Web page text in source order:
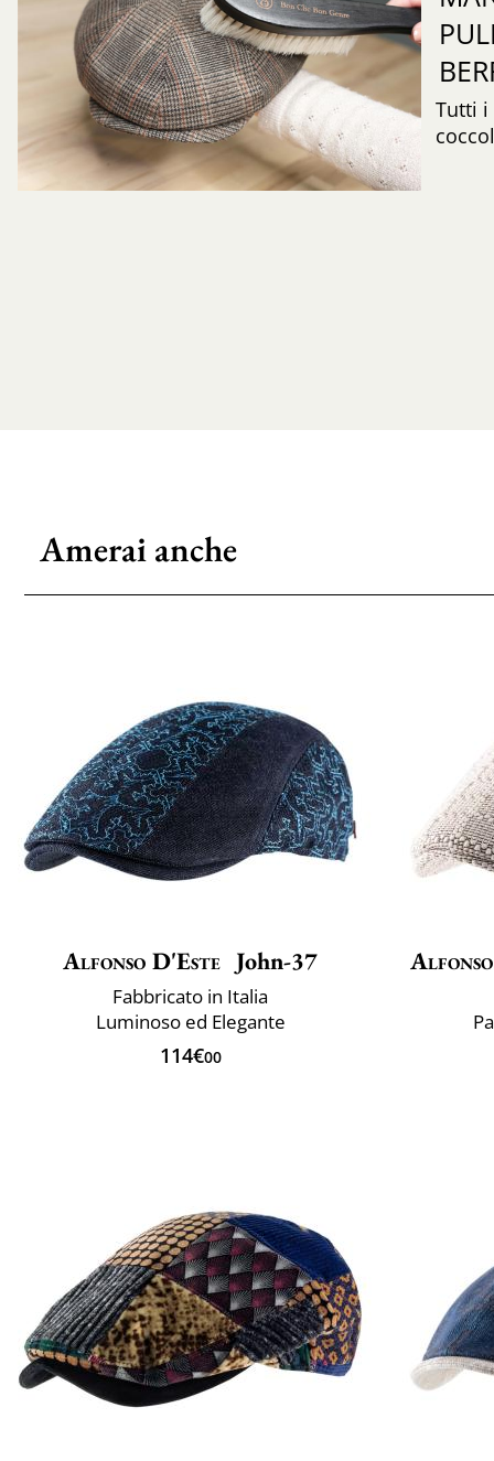
Tutti i
Amerai anche
Alfonso D'Este John-37
Fabbricato in Italia
Luminoso ed Elegante
114€00